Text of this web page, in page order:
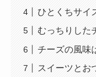
ひとくちサイ
むっちりした
チーズの風味
スイーツとお